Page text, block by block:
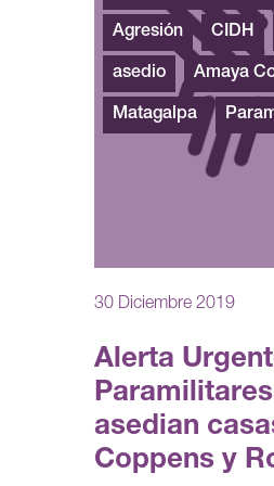
30 Diciembre 2019
Alerta
asedian
Coppens y
Agresión CIDH
asedio Amaya
Matagalpa